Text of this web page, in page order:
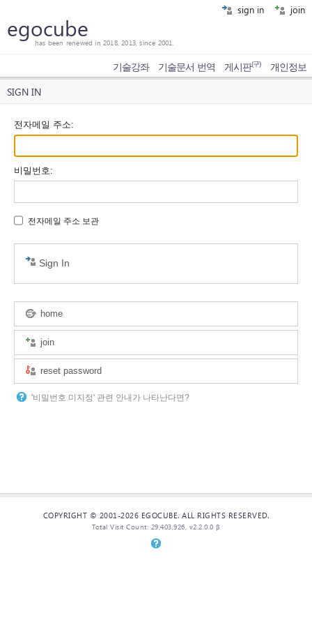
sign in join
egocube
has been renewed in 2018, 2013, since 2001.
기술강좌 기술문서 번역 게시판(구) 개인정보
SIGN IN
전자메일 주소:
비밀번호:
전자메일 주소 보관
Sign In
home
join
reset password
'비밀번호 미지정' 관련 안내가 나타난다면?
COPYRIGHT © 2001-2026 EGOCUBE. ALL RIGHTS RESERVED.
Total Visit Count: 29,403,926, v2.2.0.0 β